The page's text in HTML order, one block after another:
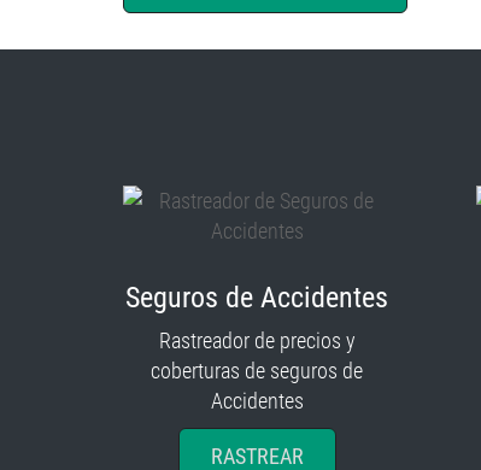
Seguros de Accidentes
Rastreador de precios y
coberturas de seguros de
Accidentes
RASTREAR